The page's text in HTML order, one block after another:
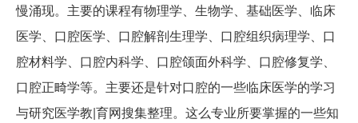
慢涌现。主要的课程有物理学、生物学、基础医学、临床
医学、口腔医学、口腔解剖生理学、口腔组织病理学、口
腔材料学、口腔内科学、口腔颌面外科学、口腔修复学、
口腔正畸学等。主要还是针对口腔的一些临床医学的学习
与研究医学教|育网搜集整理。这么专业所要掌握的一些知